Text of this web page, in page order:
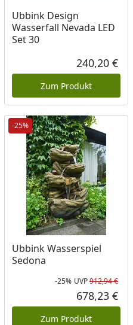
Preis
Ubbink Design
Wasserfall Nevada LED
Set 30
240,20 €
Zum Produkt
Preis
-25%
Ubbink Wasserspiel
Sedona
-25% UVP912,94 €
678,23 €
Zum Produkt